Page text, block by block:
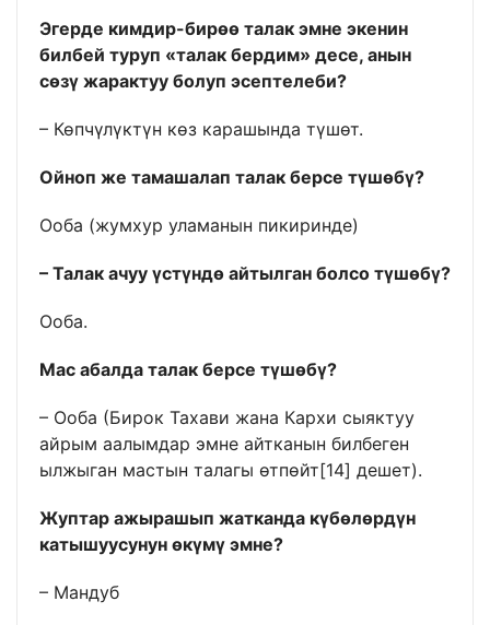
Эгерде кимдир-бирөө талак эмне экенин
билбей туруп «талак бердим» десе, анын
сөзү жарактуу болуп эсептелеби?
– Көпчүлүктүн көз карашында түшөт.
Ойноп же тамашалап талак берсе түшөбү?
Ооба (жумхур уламанын пикиринде)
– Талак ачуу үстүндө айтылган болсо түшөбү?
Ооба.
Мас абалда талак берсе түшөбү?
– Ооба (Бирок Тахави жана Кархи сыяктуу
айрым аалымдар эмне айтканын билбеген
ылжыган мастын талагы өтпөйт[14] дешет).
Жуптар ажырашып жатканда күбөлөрдүн
катышуусунун өкүмү эмне?
– Мандуб